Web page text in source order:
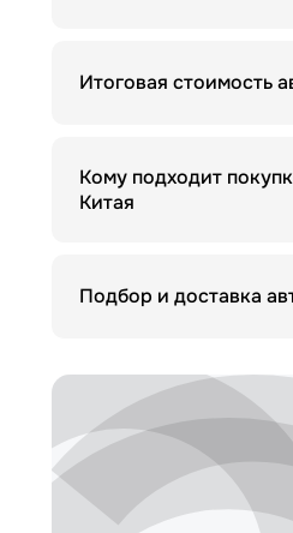
Итоговая стоимость
Кому подходит
Китая
Подбор и доставка